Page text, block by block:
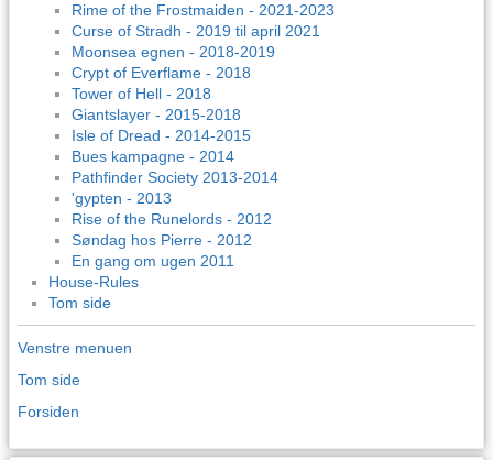
Rime of the Frostmaiden - 2021-2023
Curse of Stradh - 2019 til april 2021
Moonsea egnen - 2018-2019
Crypt of Everflame - 2018
Tower of Hell - 2018
Giantslayer - 2015-2018
Isle of Dread - 2014-2015
Bues kampagne - 2014
Pathfinder Society 2013-2014
'gypten - 2013
Rise of the Runelords - 2012
Søndag hos Pierre - 2012
En gang om ugen 2011
House-Rules
Tom side
Venstre menuen
Tom side
Forsiden